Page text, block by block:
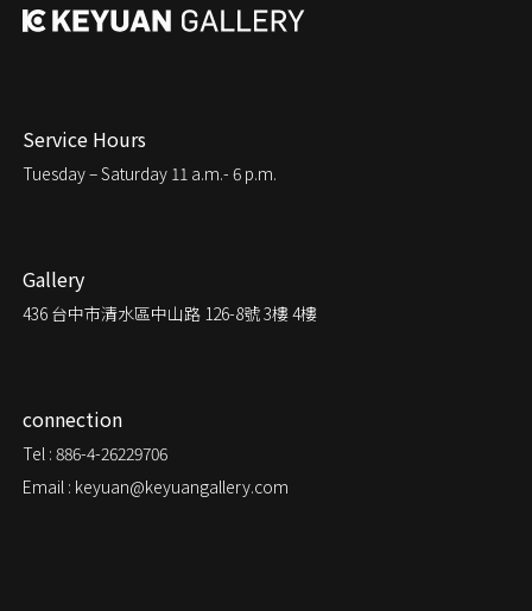
Service Hours
Tuesday – Saturday 11 a.m.- 6 p.m.
Gallery
436 台中市清水區中山路 126-8號 3樓 4樓
connection
Tel : 886-4-26229706
Email : keyuan@keyuangallery.com